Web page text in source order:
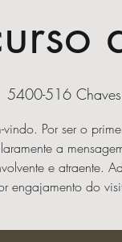
5400-516
Por ser o
a
e atraente.
engajamento do